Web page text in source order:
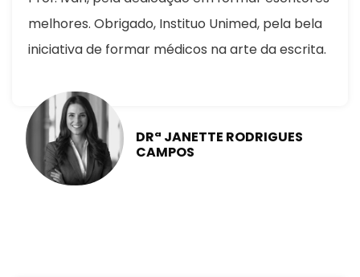
melhores. Obrigado, Instituo Unimed, pela bela
iniciativa de formar médicos na arte da escrita.
DRª JANETTE RODRIGUES
CAMPOS